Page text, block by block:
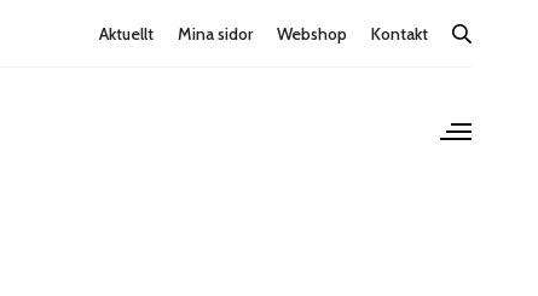
Aktuellt Mina sidor Webshop Kontakt